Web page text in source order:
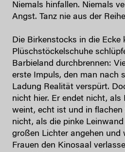
Niemals hinfallen. Niemals
Angst. Tanz nie aus der
Die Birkenstocks in die Ecke
Plüschstöckelschuhe
Barbieland durchbrennen:
erste Impuls, den man nach
Ladung Realität verspürt.
nicht hier. Er endet nicht, als
weint, echt ist und in flachen
nicht, als die pinke
großen Lichter angehen und
Frauen den Kinosaal